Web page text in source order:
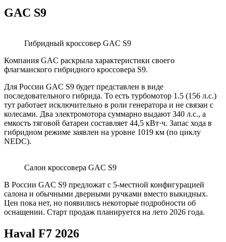
GAC S9
Гибридный кроссовер GAC S9
Компания GAC раскрыла характеристики своего
флагманского гибридного кроссовера S9.
Для России GAC S9 будет представлен в виде
последовательного гибрида. То есть турбомотор 1.5 (156 л.с.)
тут работает исключительно в роли генератора и не связан с
колесами. Два электромотора суммарно выдают 340 л.с., а
емкость тяговой батареи составляет 44,5 кВт·ч. Запас хода в
гибридном режиме заявлен на уровне 1019 км (по циклу
NEDC).
Салон кроссовера GAC S9
В России GAC S9 предложат с 5-местной конфигурацией
салона и обычными дверными ручками вместо выкидных.
Цен пока нет, но появились некоторые подробности об
оснащении. Старт продаж планируется на лето 2026 года.
Haval F7 2026